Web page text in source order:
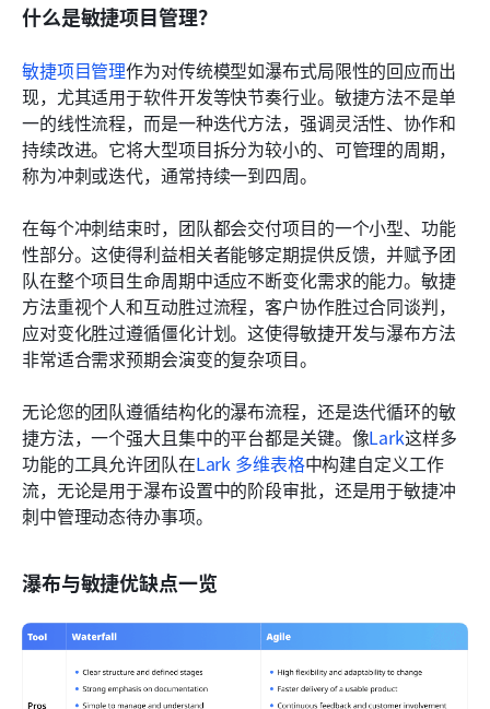
什么是敏捷项目管理？
敏捷项目管理作为对传统模型如瀑布式局限性的回应而出
现，尤其适用于软件开发等快节奏行业。敏捷方法不是单
一的线性流程，而是一种迭代方法，强调灵活性、协作和
持续改进。它将大型项目拆分为较小的、可管理的周期，
称为冲刺或迭代，通常持续一到四周。
在每个冲刺结束时，团队都会交付项目的一个小型、功能
性部分。这使得利益相关者能够定期提供反馈，并赋予团
队在整个项目生命周期中适应不断变化需求的能力。敏捷
方法重视个人和互动胜过流程，客户协作胜过合同谈判，
应对变化胜过遵循僵化计划。这使得敏捷开发与瀑布方法
非常适合需求预期会演变的复杂项目。
无论您的团队遵循结构化的瀑布流程，还是迭代循环的敏
捷方法，一个强大且集中的平台都是关键。像Lark这样多
功能的工具允许团队在Lark 多维表格中构建自定义工作
流，无论是用于瀑布设置中的阶段审批，还是用于敏捷冲
刺中管理动态待办事项。
瀑布与敏捷优缺点一览